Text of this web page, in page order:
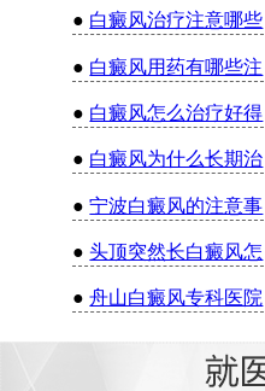
● 白癜风治疗注意哪些
● 白癜风用药有哪些注
● 白癜风怎么治疗好得
● 白癜风为什么长期治
●宁波白癜风的注意事
●头顶突然长白癜风怎
●舟山白癜风专科医院